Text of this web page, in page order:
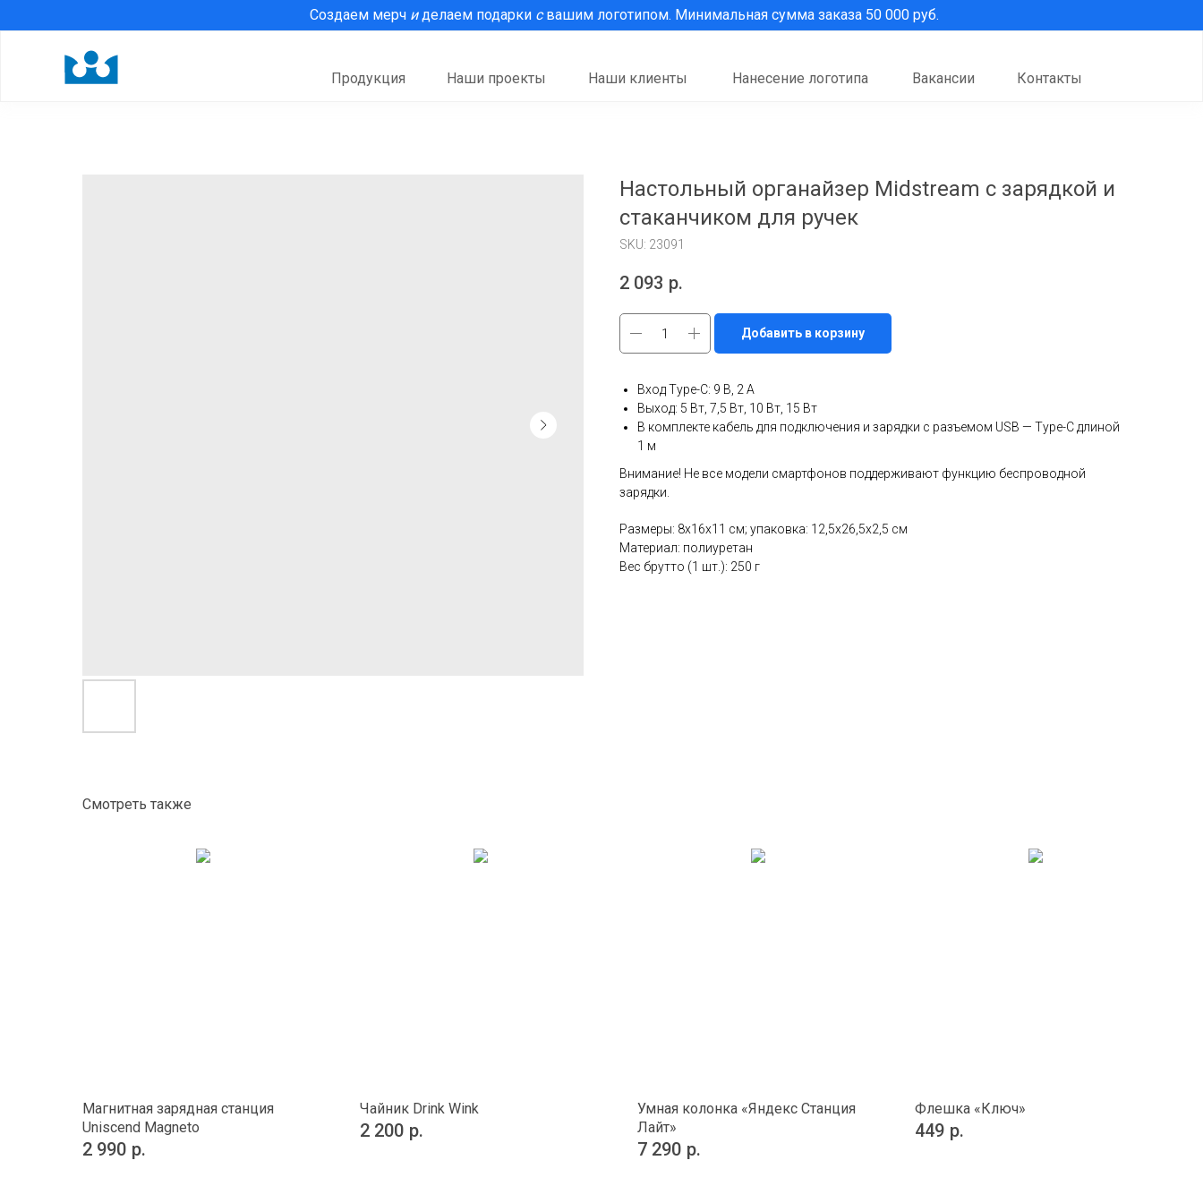
Продукция Наши клиенты
Наши проекты Вакансии Контакты
Нанесение логотипа
Создаем мерч иделаем подарки свашим логотипом. Минимальная сумма заказа 50 000 руб.
Настольный органайзер Midstream с зарядкой и
стаканчиком для ручек
SKU: 23091
2 093 р.
Добавить в корзину
Вход Type-C: 9 В, 2 A
Выход: 5 Вт, 7,5 Вт, 10 Вт, 15 Вт
В комплекте кабель для подключения и зарядки с разъемом USB — Type-C длиной
1 м
Внимание! Не все модели смартфонов поддерживают функцию беспроводной
зарядки.
Размеры: 8x16x11 см; упаковка: 12,5x26,5x2,5 см
Материал: полиуретан
Вес брутто (1 шт.): 250 г
Смотреть также
Магнитная зарядная станция
Uniscend Magneto
2 990 р.
Чайник Drink Wink
2 200 р.
Умная колонка «Яндекс Станция
Лайт»
7 290 р.
Флешка «Ключ»
449 р.